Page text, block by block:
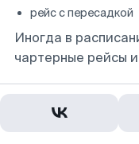
рейс с пересадкой
Иногда в
чартерные рейсы